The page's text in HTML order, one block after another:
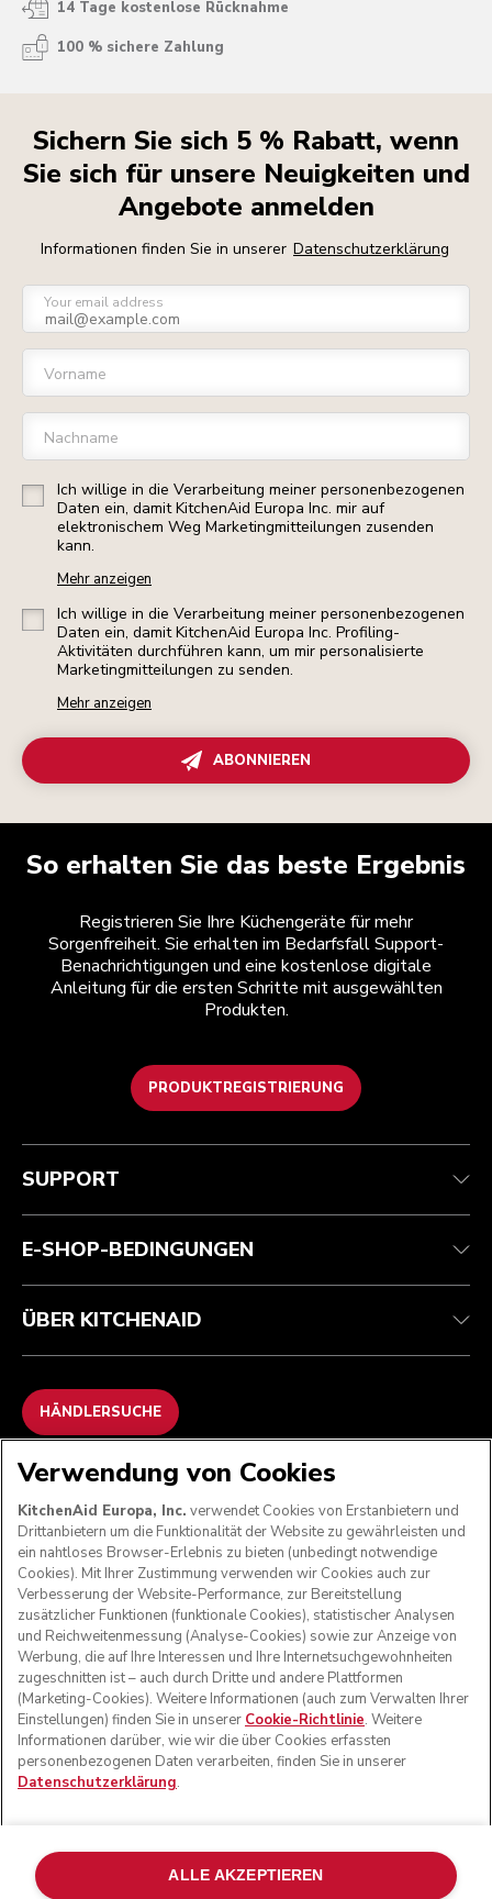
14 Tage kostenlose Rücknahme
100 % sichere Zahlung
Sichern Sie sich 5 % Rabatt, wenn
Sie sich für unsere Neuigkeiten und
Angebote anmelden
Informationen finden Sie in unserer Datenschutzerklärung
Your email address
Vorname
Nachname
Ich willige in die Verarbeitung meiner personenbezogenen
Daten ein, damit KitchenAid Europa Inc. mir auf
elektronischem Weg Marketingmitteilungen zusenden
kann.
Mehr anzeigen
Ich willige in die Verarbeitung meiner personenbezogenen
Daten ein, damit KitchenAid Europa Inc. Profiling-
Aktivitäten durchführen kann, um mir personalisierte
Marketingmitteilungen zu senden.
Mehr anzeigen
ABONNIEREN
So erhalten Sie das beste Ergebnis
Registrieren Sie Ihre Küchengeräte für mehr
Sorgenfreiheit. Sie erhalten im Bedarfsfall Support-
Benachrichtigungen und eine kostenlose digitale
Anleitung für die ersten Schritte mit ausgewählten
Produkten.
PRODUKTREGISTRIERUNG
Kundenservice
Garantie und Dokumente
Teilnahmebedingungen
Rückgaben und Erstattungen
ODR
Die Marke
Händlersuche
SUPPORT
E-SHOP-BEDINGUNGEN
ÜBER KITCHENAID
HÄNDLERSUCHE
WIR AKZEPTIEREN
FOLGEN SIE UNS
und das Design der Küchenmaschine sind eingetragene
Marken in den USA und in anderen Ländern.
Verwendung von Cookies
KitchenAid Europa, Inc. verwendet Cookies von Erstanbietern und
Drittanbietern um die Funktionalität der Website zu gewährleisten und
ein nahtloses Browser-Erlebnis zu bieten (unbedingt notwendige
Cookies). Mit Ihrer Zustimmung verwenden wir Cookies auch zur
Verbesserung der Website-Performance, zur Bereitstellung
zusätzlicher Funktionen (funktionale Cookies), statistischer Analysen
und Reichweitenmessung (Analyse-Cookies) sowie zur Anzeige von
Werbung, die auf Ihre Interessen und Ihre Internetsuchgewohnheiten
zugeschnitten ist – auch durch Dritte und andere Plattformen
(Marketing-Cookies). Weitere Informationen (auch zum Verwalten Ihrer
Einstellungen) finden Sie in unserer Cookie-Richtlinie. Weitere
Informationen darüber, wie wir die über Cookies erfassten
personenbezogenen Daten verarbeiten, finden Sie in unserer
Datenschutzerklärung.
ALLE AKZEPTIEREN